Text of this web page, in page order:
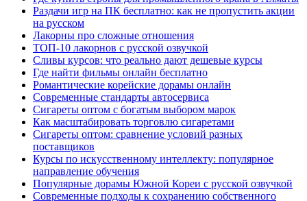
Раздачи игр на ПК бесплатно: как не пропустить акции
на русском
Лакорны про сложные отношения
ТОП-10 лакорнов с русской озвучкой
Сливы курсов: что реально дают дешевые курсы
Где найти фильмы онлайн бесплатно
Романтические корейские дорамы онлайн
Современные стандарты автосервиса
Сигареты оптом с богатым выбором марок
Как масштабировать торговлю сигаретами
Сигареты оптом: сравнение условий разных
поставщиков
Курсы по искусственному интеллекту: популярное
направление обучения
Популярные дорамы Южной Кореи с русской озвучкой
Современные подходы к сохранению собственного